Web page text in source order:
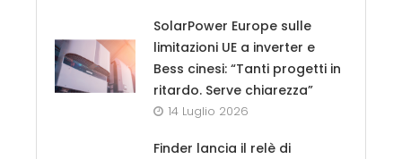
SolarPower Europe sulle
limitazioni UE a inverter e
Bess cinesi: “Tanti progetti in
ritardo. Serve chiarezza”
14 Luglio 2026
Finder lancia il relè di